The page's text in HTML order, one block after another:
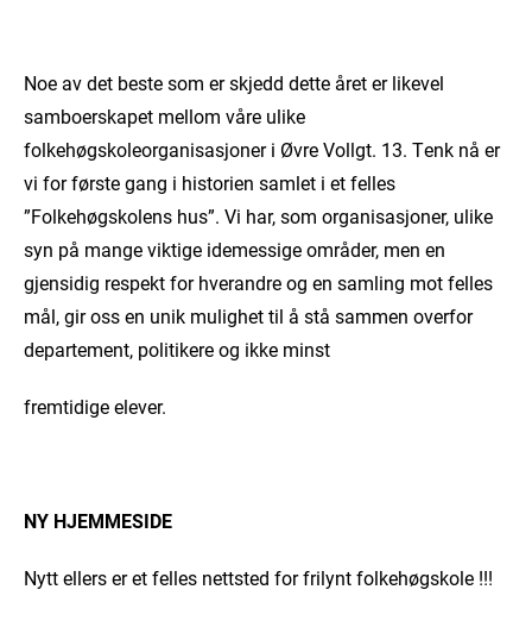
Noe av det beste som er skjedd dette året er likevel
samboerskapet mellom våre ulike
folkehøgskoleorganisasjoner i Øvre Vollgt. 13. Tenk nå er
vi for første gang i historien samlet i et felles
”Folkehøgskolens hus”. Vi har, som organisasjoner, ulike
syn på mange viktige idemessige områder, men en
gjensidig respekt for hverandre og en samling mot felles
mål, gir oss en unik mulighet til å stå sammen overfor
departement, politikere og ikke minst
fremtidige elever.
NY HJEMMESIDE
Nytt ellers er et felles nettsted for frilynt folkehøgskole !!!